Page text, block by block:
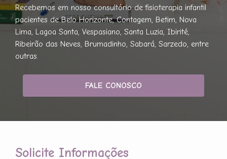
Recebemos em nosso consultório de fisioterapia infantil
pacientes de Belo Horizonte, Contagem, Betim, Nova
Lima, Lagoa Santa, Vespasiano, Santa Luzia, Ibirité,
Ribeirão das Neves, Brumadinho, Sabará, Sarzedo, entre
outras.
FALE CONOSCO
Solicite Informações